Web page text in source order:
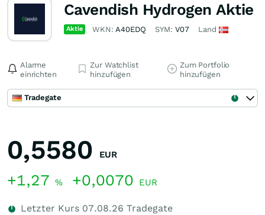
Cavendish Hydrogen Aktie
Aktie WKN:A40EDQ SYM: V07 Land
Alarme
einrichten
Zur Watchlist
hinzufügen
Zum Portfolio
hinzufügen
Tradegate
0,5580 EUR
+1,27 % +0,0070 EUR
Letzter Kurs 07.08.26 Tradegate